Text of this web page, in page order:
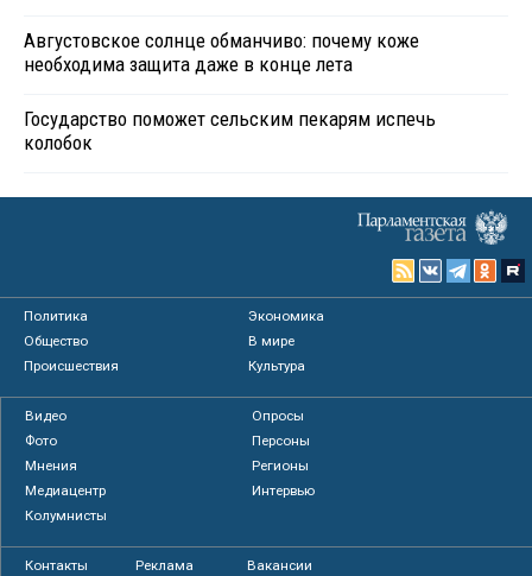
Августовское солнце обманчиво: почему коже
необходима защита даже в конце лета
Государство поможет сельским пекарям испечь
колобок
Политика
Экономика
Общество
В мире
Происшествия
Культура
Видео
Опросы
Фото
Персоны
Мнения
Регионы
Медиацентр
Интервью
Колумнисты
Контакты Реклама Вакансии